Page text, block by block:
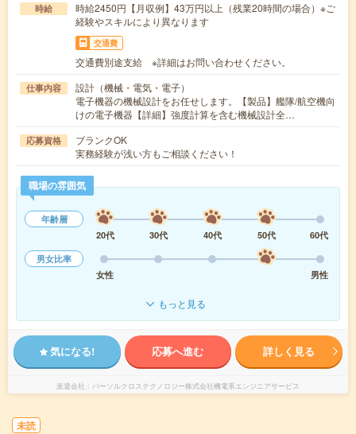
時給
時給2450円【月収例】43万円以上（残業20時間の場合）※ご
経験やスキルにより異なります
交通費
交通費別途支給 ※詳細はお問い合わせください。
仕事内容
設計（機械・電気・電子）
電子機器の機械設計をお任せします。【製品】艦隊/航空機向
けの電子機器【詳細】強度計算を含む機械設計全…
応募資格
ブランクOK
実務経験が浅い方もご相談ください！
職場の雰囲気
年齢層
20代
30代 40代 50代
60代
男女比率
女性
男性
もっと見る
気になる! 応募へ進む 詳しく見る
派遣会社 パーソルクロステクノロジー株式会社機電系エンジニアサービス
未読